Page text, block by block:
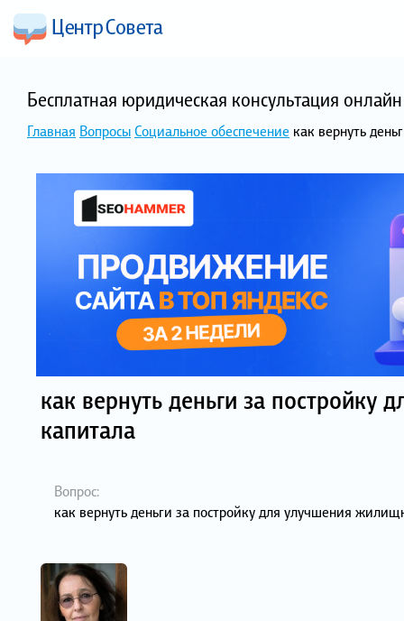
Бесплатная юридическая консультация
Главная ВопросыСоциальное обеспечение как вернуть
как вернуть деньги за
капитала
Вопрос:
как вернуть деньги за постройку для улучшения